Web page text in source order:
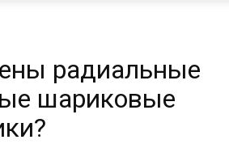
радиальные
шариковые